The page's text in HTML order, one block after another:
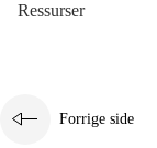
Ressurser
Forrige side